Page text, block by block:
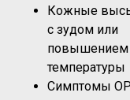
Кожные
с зудом или
повышением
температуры
Симптомы